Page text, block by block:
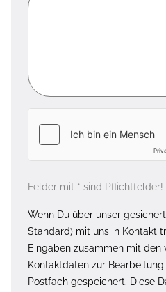
Felder mit * sind Pflichtfelder!
Wenn Du über unser
Standard) mit uns in Kontakt
Eingaben zusammen mit den
Kontaktdaten zur
Postfach gespeichert. Diese